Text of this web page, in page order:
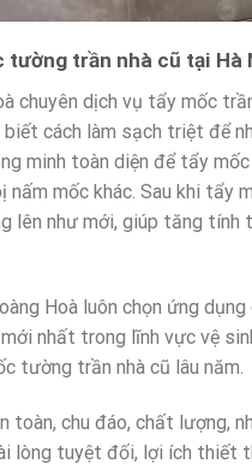
tường trần nhà cũ tại Hà
chuyên dịch vụ tẩy mốc
biết cách làm sạch triệt để
minh toàn diện để tẩy
nấm mốc khác. Sau khi tẩy
lên như mới, giúp tăng tính
Hoà luôn chọn ứng dụng
nhất trong lĩnh vực vệ
tường trần nhà cũ lâu năm.
toàn, chu đáo, chất lượng,
lòng tuyệt đối, lợi ích thiết